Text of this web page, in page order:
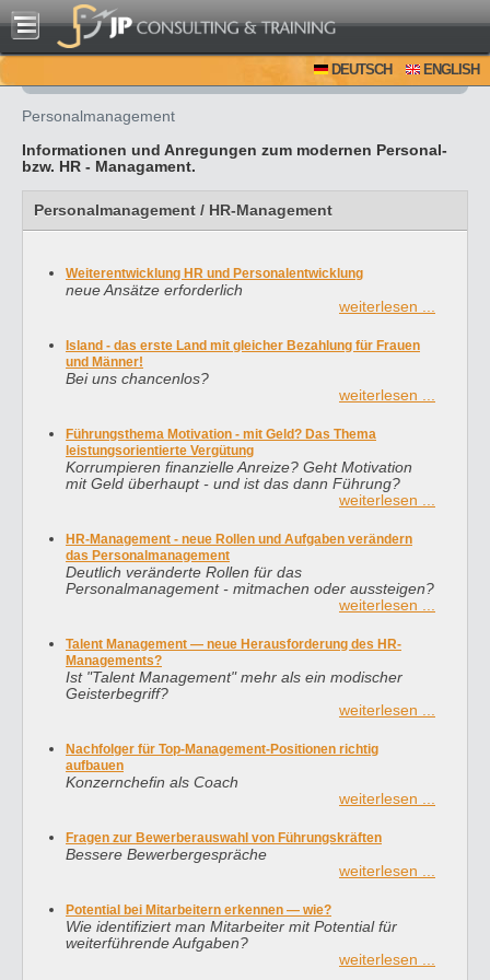
DEUTSCH ENGLISH
Personalmanagement
Informationen und Anregungen zum modernen Personal-
bzw. HR - Managament.
Personalmanagement / HR-Management
Weiterentwicklung HR und Personalentwicklung
neue Ansätze erforderlich
weiterlesen ...
Island - das erste Land mit gleicher Bezahlung für Frauen
und Männer!
Bei uns chancenlos?
weiterlesen ...
Führungsthema Motivation - mit Geld? Das Thema
leistungsorientierte Vergütung
Korrumpieren finanzielle Anreize? Geht Motivation
mit Geld überhaupt - und ist das dann Führung?
weiterlesen ...
HR-Management - neue Rollen und Aufgaben verändern
das Personalmanagement
Deutlich veränderte Rollen für das
Personalmanagement - mitmachen oder aussteigen?
weiterlesen ...
Talent Management — neue Herausforderung des HR-
Managements?
Ist "Talent Management" mehr als ein modischer
Geisterbegriff?
weiterlesen ...
Nachfolger für Top-Management-Positionen richtig
aufbauen
Konzernchefin als Coach
weiterlesen ...
Fragen zur Bewerberauswahl von Führungskräften
Bessere Bewerbergespräche
weiterlesen ...
Potential bei Mitarbeitern erkennen — wie?
Wie identifiziert man Mitarbeiter mit Potential für
weiterführende Aufgaben?
weiterlesen ...